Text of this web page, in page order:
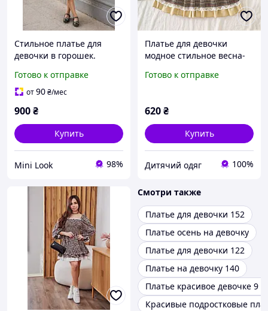
Стильное платье для
девочки в горошек.
Olena
Готово к отправке
от90₴/мес
900₴
Купить
Mini Look 98%
Платье для девочки
модное стильное весна-
Готово к отправке
620₴
Купить
Дитячий одяг 100%
Смотри также
Платье для девочки 152
Платье осень на девочку
Платье для девочки 122
Платье на девочку 140
Платье красивое девочке 9
Красивые подростковые